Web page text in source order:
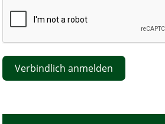
Verbindlich anmelden